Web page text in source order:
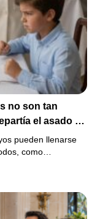
no son tan
el asado y
que no armara
un pastel
la mesa un
pueden llenarse
como…